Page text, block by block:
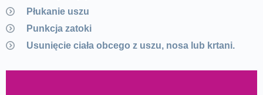
Płukanie uszu
Punkcja zatoki
Usunięcie ciała obcego z uszu, nosa lub krtani.